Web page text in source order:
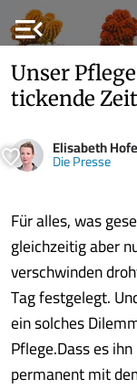
menu_open
Unser
tickende
Elisabeth
Die Presse
Für alles, was
gleichzeitig aber
verschwinden
Tag festgelegt.
ein solches
Pflege.Dass es
permanent mit